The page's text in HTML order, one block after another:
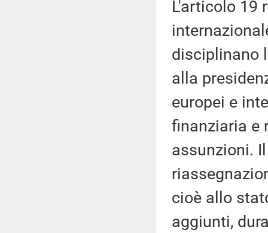
L'articolo 19
disciplinano
alla
europei e
finanziaria e
assunzioni.
cioè allo
aggiunti,